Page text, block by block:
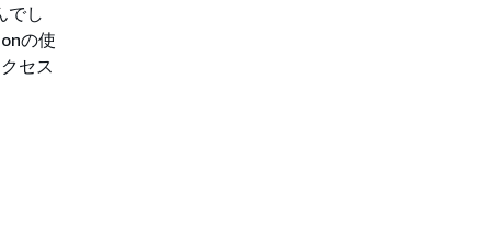
でし
の使
セス